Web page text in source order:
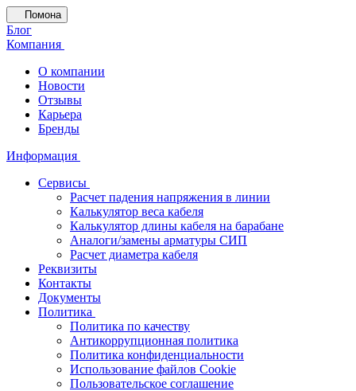
Помона
Блог
Компания
О компании
Новости
Отзывы
Карьера
Бренды
Информация
Сервисы
Расчет падения напряжения в линии
Калькулятор веса кабеля
Калькулятор длины кабеля на барабане
Аналоги/замены арматуры СИП
Расчет диаметра кабеля
Реквизиты
Контакты
Документы
Политика
Политика по качеству
Антикоррупционная политика
Политика конфиденциальности
Использование файлов Cookie
Пользовательское соглашение